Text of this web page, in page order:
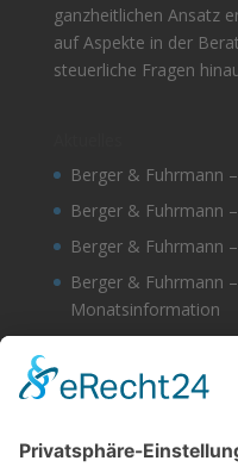
ganzheitlichen Ansatz
auf Aspekte in der
steuerliche Fragen
Berger & Fuhrmann
Berger & Fuhrmann
Berger & Fuhrmann
Berger & Fuhrmann
Monatsinformation
Monatsinformation
Suche